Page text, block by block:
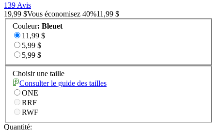
139 Avis
19,99 $Vous économisez 40%11,99 $
Couleur: Bleuet
11,99 $
5,99 $
5,99 $
Choisir une taille
Consulter le guide des tailles
ONE
RRF
RWF
Quantité: